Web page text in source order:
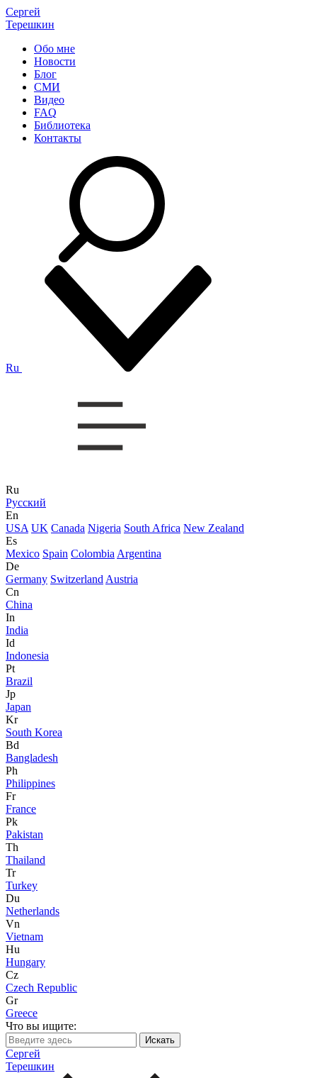
Сергей
Терешкин
Обо мне
Новости
Блог
СМИ
Видео
FAQ
Библиотека
Контакты
Ru
Ru
Русский
En
USA UK Canada Nigeria South Africa New Zealand
Es
Mexico Spain Colombia Argentina
De
Germany Switzerland Austria
Cn
China
In
India
Id
Indonesia
Pt
Brazil
Jp
Japan
Kr
South Korea
Bd
Bangladesh
Ph
Philippines
Fr
France
Pk
Pakistan
Th
Thailand
Tr
Turkey
Du
Netherlands
Vn
Vietnam
Hu
Hungary
Cz
Czech Republic
Gr
Greece
Что вы ищите:
Сергей
Терешкин